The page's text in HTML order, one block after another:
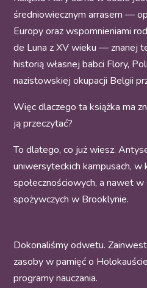
średniowiecznym arrasem —
Europy oraz wspomnieniami
de Luna z XV wieku — znanej
historią własnej babci Flory,
nazistowskiej okupacji Belgii
Więc dlaczego ta książka ma
ją przeczytać?
To dlatego, co już wiesz.
uniwersyteckich kampusach, w
społecznościowych, a nawet w
spożywczych w Brooklynie.
Dokonaliśmy odwetu.
zasoby w pamięć o
programy nauczania.